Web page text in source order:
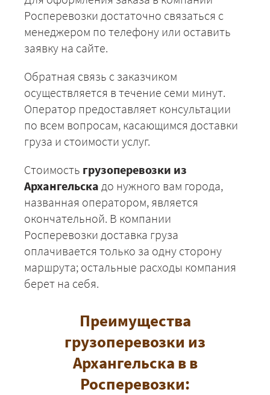
Росперевозки достаточно связаться с
менеджером по телефону или оставить
заявку на сайте.
Обратная связь с заказчиком
осуществляется в течение семи минут.
Оператор предоставляет консультации
по всем вопросам, касающимся доставки
груза и стоимости услуг.
Стоимость грузоперевозки из
Архангельска до нужного вам города,
названная оператором, является
окончательной. В компании
Росперевозки доставка груза
оплачивается только за одну сторону
маршрута; остальные расходы компания
берет на себя.
Преимущества
грузоперевозки из
Архангельска в в
Росперевозки:
ЗАКАЗАТЬ